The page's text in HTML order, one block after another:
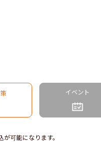
イベント
可能になります。